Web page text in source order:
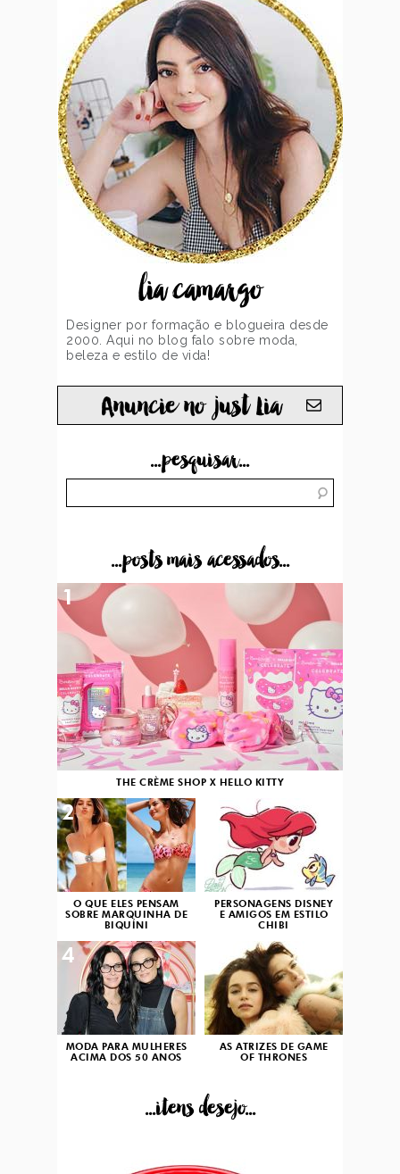
lia camargo
Designer por formação e blogueira desde
2000. Aqui no blog falo sobre moda,
beleza e estilo de vida!
Anuncie no just Lia
...pesquisar...
...posts mais acessados...
THE CRÈME SHOP X HELLO KITTY
1
O QUE ELES PENSAM
SOBRE MARQUINHA DE
BIQUÍNI
2
PERSONAGENS DISNEY
E AMIGOS EM ESTILO
CHIBI
3
MODA PARA MULHERES
ACIMA DOS 50 ANOS
4
AS ATRIZES DE GAME
OF THRONES
...itens desejo...